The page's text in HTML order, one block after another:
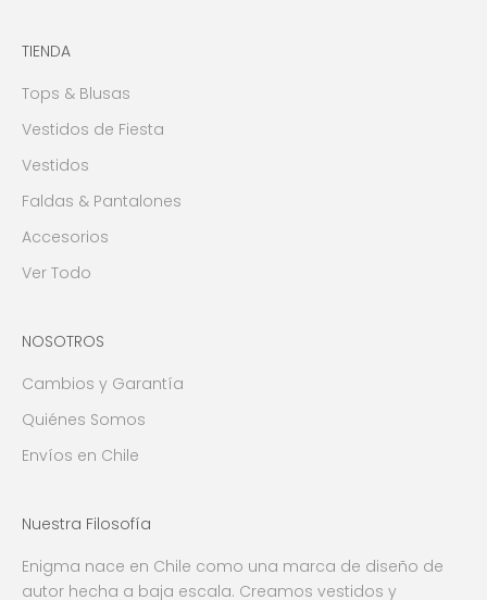
TIENDA
Tops & Blusas
Vestidos de Fiesta
Vestidos
Faldas & Pantalones
Accesorios
Ver Todo
NOSOTROS
Cambios y Garantía
Quiénes Somos
Envíos en Chile
Nuestra Filosofía
Enigma nace en Chile como una marca de diseño de
autor hecha a baja escala. Creamos vestidos y